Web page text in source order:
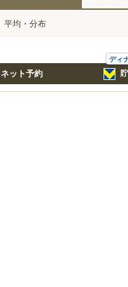
平均・分布
ディ
ネット予約